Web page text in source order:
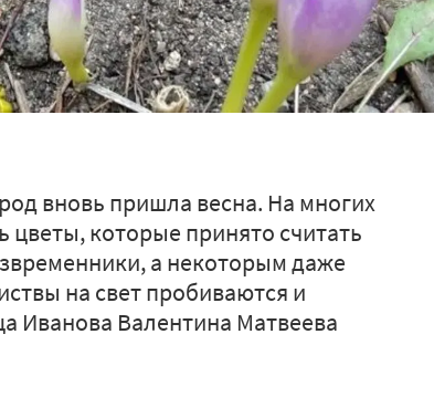
вновь пришла весна. На многих
цветы, которые принято считать
а некоторым даже
на свет пробиваются и
Иванова Валентина Матвеева